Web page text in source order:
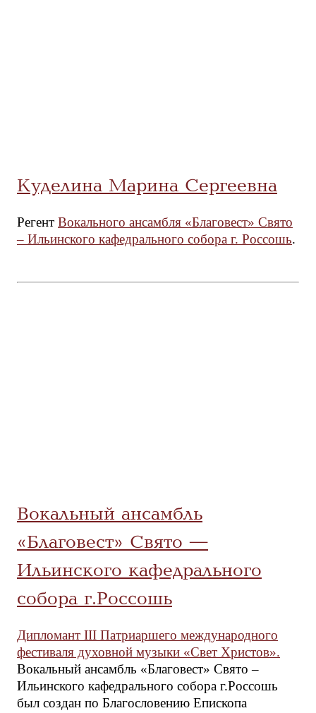
Куделина Марина Сергеевна
Регент Вокального ансамбля «Благовест» Свято
– Ильинского кафедрального собора г. Россошь.
Вокальный ансамбль
«Благовест» Свято —
Ильинского кафедрального
собора г.Россошь
Дипломант III Патриаршего международного
фестиваля духовной музыки «Свет Христов».
Вокальный ансамбль «Благовест» Свято –
Ильинского кафедрального собора г.Россошь
был создан по Благословению Епископа